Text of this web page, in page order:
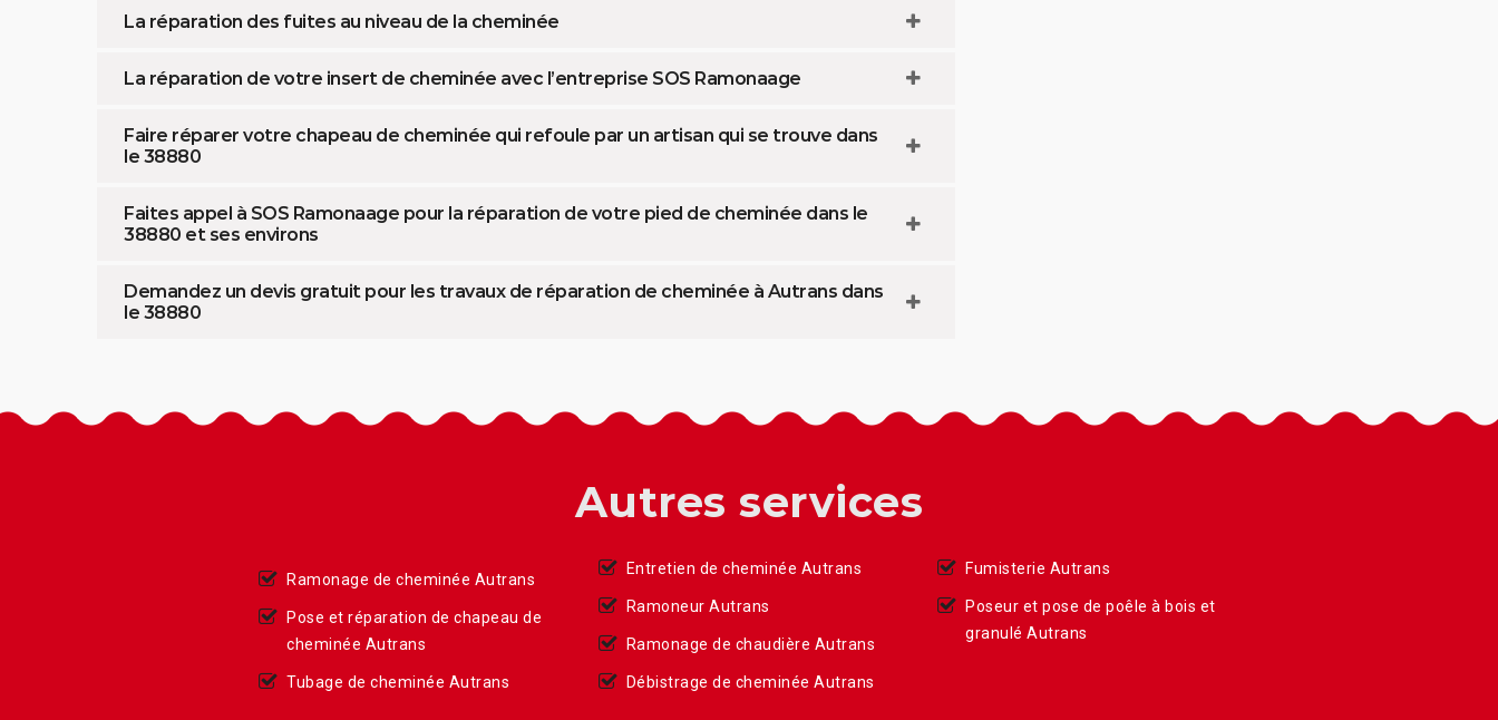
La réparation des fuites au niveau de la cheminée
La réparation de votre insert de cheminée avec l’entreprise SOS Ramonaage
Faire réparer votre chapeau de cheminée qui refoule par un artisan qui se trouve dans
le 38880
Faites appel à SOS Ramonaage pour la réparation de votre pied de cheminée dans le
38880 et ses environs
Demandez un devis gratuit pour les travaux de réparation de cheminée à Autrans dans
le 38880
Autres services
Ramonage de cheminée Autrans
Pose et réparation de chapeau de
cheminée Autrans
Tubage de cheminée Autrans
Entretien de cheminée Autrans
Ramoneur Autrans
Ramonage de chaudière Autrans
Débistrage de cheminée Autrans
Fumisterie Autrans
Poseur et pose de poêle à bois et
granulé Autrans